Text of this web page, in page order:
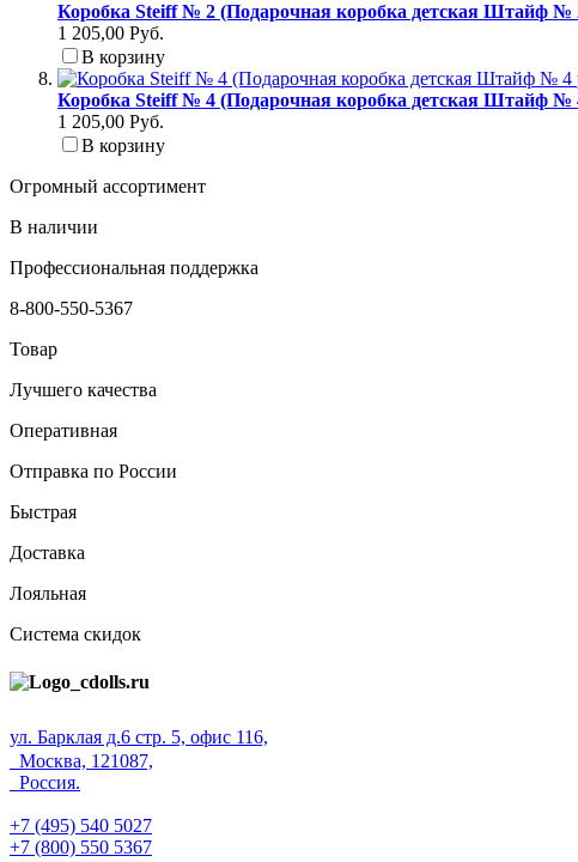
Коробка Steiff № 2 (Подарочная коробка детская Штайф №
1 205,00 Руб.
В корзину
Коробка Steiff № 4 (Подарочная коробка детская Штайф №
1 205,00 Руб.
В корзину
Огромный ассортимент
В наличии
Профессиональная поддержка
8-800-550-5367
Товар
Лучшего качества
Оперативная
Отправка по России
Быстрая
Доставка
Лояльная
Система скидок
ул. Барклая д.6 стр. 5, офис 116,
Москва, 121087,
Россия.
+7 (495) 540 5027
+7 (800) 550 5367